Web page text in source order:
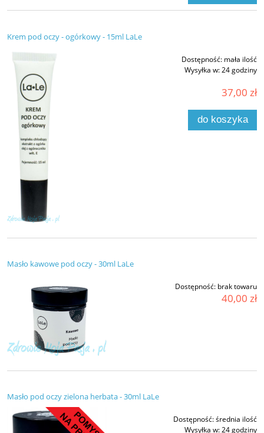
Krem pod oczy - ogórkowy - 15ml LaLe
Dostępność: mała ilość
Wysyłka w:24 godziny
37,00 zł
do koszyka
Masło kawowe pod oczy - 30ml LaLe
Dostępność: brak towaru
40,00 zł
Masło pod oczy zielona herbata - 30ml LaLe
Dostępność:średnia ilość
Wysyłka w:24 godziny